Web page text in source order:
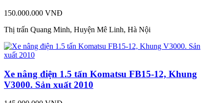
150.000.000 VNĐ
Thị trấn Quang Minh, Huyện Mê Linh, Hà Nội
Xe nâng điện 1.5 tấn Komatsu FB15-12, Khung
V3000. Sản xuất 2010